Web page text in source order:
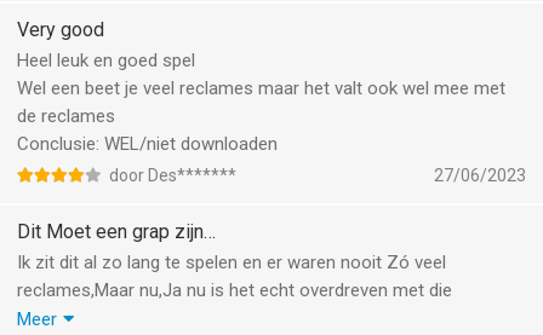
--
The Real Juggle: Soccer 2026 van Lion Studios is een app voor
iPhone, iPad en iPod touch met iOS versie 15.0 of hoger,
geschikt bevonden voor gebruikers met leeftijden vanaf12 jaar.
Informatie voor The Real Juggle: Soccer 2026is het laatst
vergeleken op 7 Aug om 16:10.
Very good
Heel leuk en goed spel
Wel een beet je veel reclames maar het valt ook wel mee met
de reclames
Conclusie: WEL/niet downloaden
door Des******* 27/06/2023
Dit Moet een grap zijn…
Ik zit dit al zo lang te spelen en er waren nooit Zó veel
reclames,Maar nu,Ja nu is het echt overdreven met die
reclames na Twee rondeel
Meer